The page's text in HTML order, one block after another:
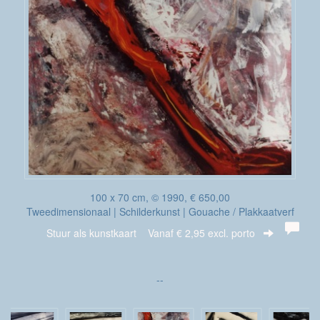
100 x 70 cm, © 1990, € 650,00
Tweedimensionaal | Schilderkunst | Gouache / Plakkaatverf
Stuur als kunstkaart Vanaf € 2,95 excl. porto
--